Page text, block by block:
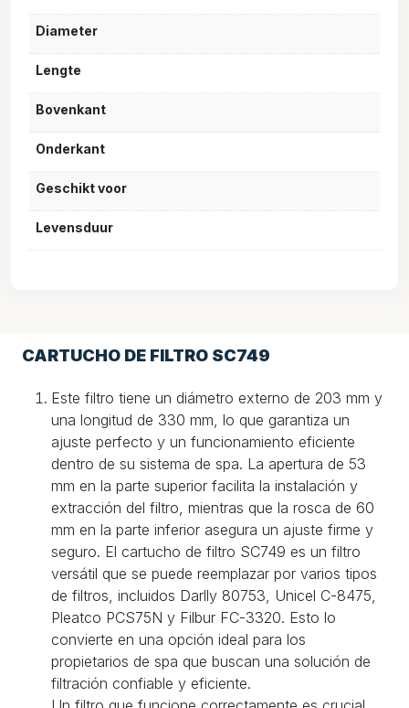
Diameter
Lengte
Bovenkant
Onderkant
Geschikt voor
Levensduur
CARTUCHO DE FILTRO SC749
Este filtro tiene un diámetro externo de 203 mm y
una longitud de 330 mm, lo que garantiza un
ajuste perfecto y un funcionamiento eficiente
dentro de su sistema de spa. La apertura de 53
mm en la parte superior facilita la instalación y
extracción del filtro, mientras que la rosca de 60
mm en la parte inferior asegura un ajuste firme y
seguro. El cartucho de filtro SC749 es un filtro
versátil que se puede reemplazar por varios tipos
de filtros, incluidos Darlly 80753, Unicel C-8475,
Pleatco PCS75N y Filbur FC-3320. Esto lo
convierte en una opción ideal para los
propietarios de spa que buscan una solución de
filtración confiable y eficiente.